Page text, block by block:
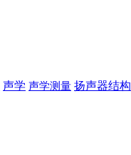
声学 声学测量 扬声器结构